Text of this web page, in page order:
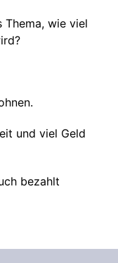
Thema, wie viel
und viel Geld
bezahlt